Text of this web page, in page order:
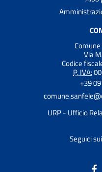
Comune
Via
Codice
P. IVA:
+39
URP - Ufficio
Seguici